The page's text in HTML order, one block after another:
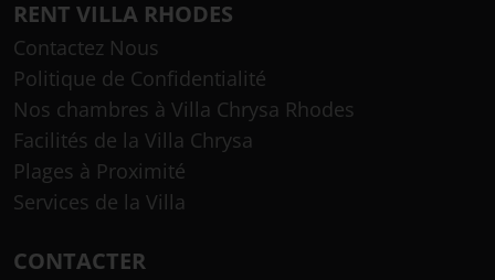
RENT VILLA RHODES
Contactez Nous
Politique de Confidentialité
Nos chambres à Villa Chrysa Rhodes
Facilités de la Villa Chrysa
Plages à Proximité
Services de la Villa
CONTACTER